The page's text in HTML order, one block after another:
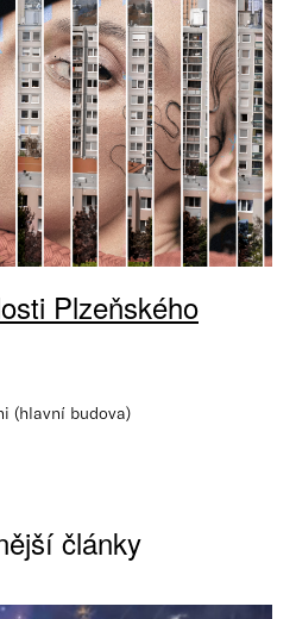
Plzeňského
(hlavní budova)
články